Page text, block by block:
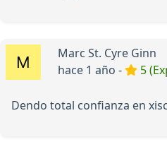
Marc St. Cyre Ginn
hace 1 año -
5
Dendo total confianza en